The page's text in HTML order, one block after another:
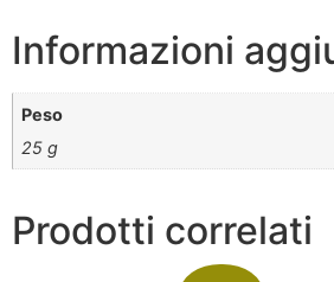
Informazioni
Peso
25 g
Prodotti correlati